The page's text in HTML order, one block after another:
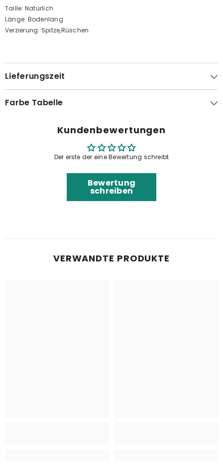
Taille: Natürlich
Länge: Bodenlang
Verzierung: Spitze,Rüschen
Lieferungszeit
Farbe Tabelle
Kundenbewertungen
Der erste der eine Bewertung schreibt
Bewertung
schreiben
VERWANDTE PRODUKTE